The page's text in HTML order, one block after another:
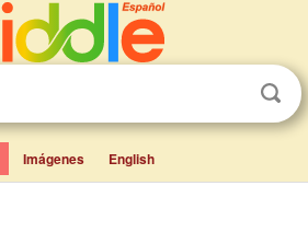
Imágenes English